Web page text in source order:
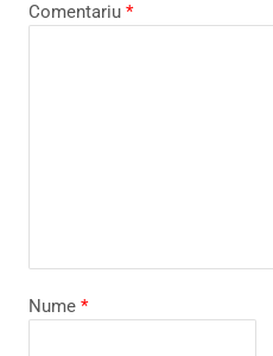
Comentariu *
Nume *